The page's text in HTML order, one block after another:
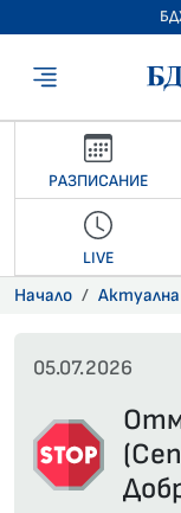
РАЗПИСАНИЕ
LIVE
Начало
05.07.2026